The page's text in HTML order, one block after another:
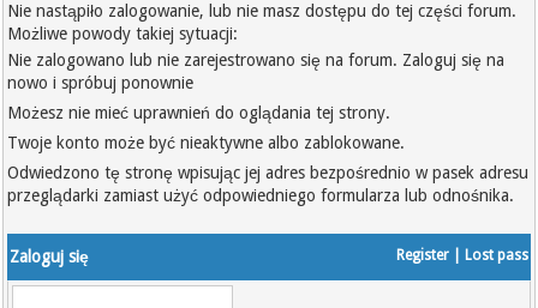
Nie nastąpiło zalogowanie, lub nie masz dostępu do tej części forum.
Możliwe powody takiej sytuacji:
Nie zalogowano lub nie zarejestrowano się na forum. Zaloguj się na
nowo i spróbuj ponownie
Możesz nie mieć uprawnień do oglądania tej strony.
Twoje konto może być nieaktywne albo zablokowane.
Odwiedzono tę stronę wpisując jej adres bezpośrednio w pasek adresu
przeglądarki zamiast użyć odpowiedniego formularza lub odnośnika.
Zaloguj się Register| Lost pass